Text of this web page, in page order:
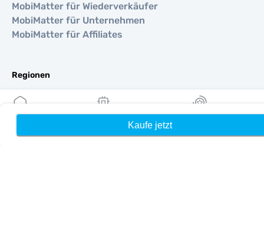
Kaufe jetzt
MobiMatter für Wiederverkäufer
MobiMatter für Unternehmen
MobiMatter für Affiliates
Regionen
eSIM für Europa
eSIM für Naher Osten
Meine eSIMs